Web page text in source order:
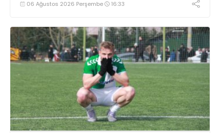
06 Ağustos 2026 Perşembe 16:33